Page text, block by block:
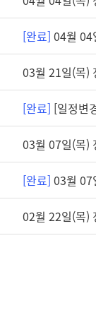
[완료] 04월 04
03월 21일(목)
[완료] [일정변
03월 07일(목)
[완료] 03월 07
02월 22일(목)